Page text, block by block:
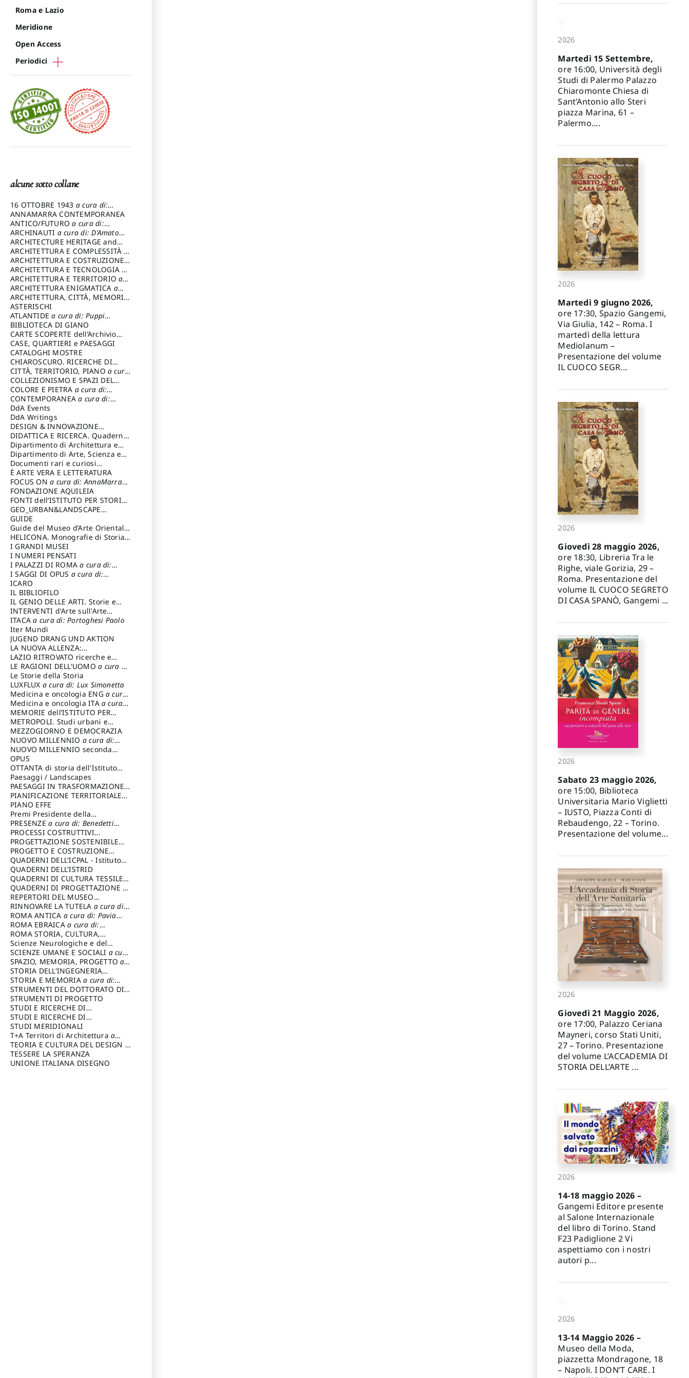
Roma e Lazio
Meridione
Open Access
Periodici
alcune sotto collane
16 OTTOBRE 1943 a cura di:
Pezzetti Marcello
ANNAMARRA CONTEMPORANEA
ANTICO/FUTUROa cura di:
Varagnoli Claudio
ARCHINAUTI a cura di: D'Amato
Claudio
ARCHITECTURE HERITAGE and
DESIGN
ARCHITETTURA E COMPLESSITÀ a
cura di: Piva Antonio
ARCHITETTURA E COSTRUZIONEa
cura di: Poretti Sergio
ARCHITETTURA E TECNOLOGIA a
cura di: Carrara Gianfranco
ARCHITETTURA E TERRITORIOa
cura di: Pietrogrande Enrico
ARCHITETTURA ENIGMATICA a
cura di: Lenci Ruggero
ARCHITETTURA, CITTÀ, MEMORIA
a cura di: Valeriani Enrico
ASTERISCHI
ATLANTIDEa cura di: Puppi
Lionello
BIBLIOTECA DI GIANO
CARTE SCOPERTE dell’Archivio
Storico Capitolino
CASE, QUARTIERI e PAESAGGI
CATALOGHI MOSTRE
CHIAROSCURO. RICERCHE DI
STORIA E STORIA DELL'ARTEa
cura di: Di Carpegna Falconieri
Tommaso
CITTÀ, TERRITORIO, PIANO a cura
di: Imbesi Giuseppe
COLLEZIONISMO E SPAZI DEL
COLLEZIONISMO a cura di:
Magnani Lauro
COLORE E PIETRA a cura di:
Selvaggi Giuseppe
CONTEMPORANEAa cura di:
Gubinelli Luna
DdA Events
DdA Writings
DESIGN & INNOVAZIONE
TECNOLOGICAa cura di: Vallicelli
Andrea
DIDATTICA E RICERCA. Quaderni
della Scuola
Dipartimento di Architettura e
Analisi della Città Mediterranea
Dipartimento di Arte, Scienza e
Tecnica del Costuire
Documenti rari e curiosi
dall'Archivio Segreto
È ARTE VERA E LETTERATURA
FOCUS ONa cura di: AnnaMarra
Contemporanea
FONDAZIONE AQUILEIA
FONTI dell’ISTITUTO PER STORIA
DEL RISORGIMENTO
GEO_URBAN&LANDSCAPE
PLANNING (GULP)
Trusiani Elio
GUIDE
Guide del Museo d’Arte Orientale
“Giuseppe Tucci”
HELICONA. Monografie di Storia
dell'Artea cura di: Gallo Marco
I GRANDI MUSEI
I NUMERI PENSATI
I PALAZZI DI ROMAa cura di:
Ippoliti Alessandro
I SAGGI DI OPUS a cura di:
Scalesse Tommaso
ICARO
IL BIBLIOFILO
IL GENIO DELLE ARTI. Storie e
interpretazione
INTERVENTI d'Arte sull'Arte
dedicata alla cultura della
conservazione d’arte
Fondazione Paola Droghetti onlus
ITACAa cura di: Portoghesi Paolo
Iter Mundi
JUGEND DRANG UND AKTION
LA NUOVA ALLENZA:
ARCHITETTURA & AMBIENTE
LAZIO RITROVATO ricerche e
restauri
LE RAGIONI DELL'UOMOa cura di:
Lombardi Satriani Luigi
Le Storie della Storia
LUXFLUX a cura di: Lux Simonetta
Medicina e oncologia ENG a cura
di: Lopez Massimo
Medicina e oncologia ITA a cura
di: Lopez Massimo
MEMORIE dell’ISTITUTO PER
STORIA DEL RISORGIMENTO
METROPOLI. Studi urbani e
regionali
MEZZOGIORNO E DEMOCRAZIA
NUOVO MILLENNIO a cura di:
Capaldo Pellegrino
NUOVO MILLENNIO seconda
serie
Francesco
OPUS
OTTANTA di storia dell'Istituto
storia dell’Istitutoa cura di:
Cavalieri Patrizia
Paesaggi / Landscapes
PAESAGGI IN TRASFORMAZIONEa
cura di: Corti Enrico A.
PIANIFICAZIONE TERRITORIALE
URBANISTICA ED AMBIENTALE
cura di: Costa Enrico
PIANO EFFE
Premi Presidente della
Repubblica
PRESENZEa cura di: Benedetti
Sandro
PROCESSI COSTRUTTIVI
DELL'ARCHITETTURAa cura di:
Ippoliti Alessandro
PROGETTAZIONE SOSTENIBILE
PARTECIPATA
PROGETTO E COSTRUZIONE
DELL’ARCHITETTURA
QUADERNI DELL'ICPAL - Istituto
centrale per il restauro e la
conservazione del patrimonio
archivistico e librario
QUADERNI DELL'ISTRID
QUADERNI DI CULTURA TESSILEa
cura di: Crispolti Livia
QUADERNI DI PROGETTAZIONE a
cura di: Giura Longo Tommaso
REPERTORI DEL MUSEO
CENTRALE DEL RISORGIMENTOa
cura di: Pizzo Marco
RINNOVARE LA TUTELA a cura di:
Cicalò Enrico
ROMA ANTICA a cura di: Pavia
Carlo
ROMA EBRAICAa cura di:
Procaccia Claudio
ROMA STORIA, CULTURA,
IMMAGINEa cura di: Fagiolo
Marcello
Scienze Neurologiche e del
Comportamento
SCIENZE UMANE E SOCIALI a cura
di: Iannizzi Salvatore
SPAZIO, MEMORIA, PROGETTOa
cura di: Rossi Massimo
STORIA DELL'INGEGNERIA
STRUTTURALE IN ITALIAa cura di:
Poretti Sergio
STORIA E MEMORIAa cura di:
Rossi Lauro
STRUMENTI DEL DOTTORATO DI
RICERCA IN RILIEVO E
RAPPRESENTAZIONE
DELL’ARCHITETTURA E
DELL’AMBIENTEa cura di: Migliari
Riccardo
STRUMENTI DI PROGETTO
STUDI E RICERCHE DI
ARCHEOLOGIA IN SICILIA
di: Pelagatti Paola
STUDI E RICERCHE DI
ARCHITETTURA del Dipartimento
di Architettura Università degli
Studi G. d' Annunzio, Chieti-
Pescara a cura di: Fusero Paolo
STUDI MERIDIONALI
T+A Territori di Architetturaa
cura di: Ramazzotti Luigi
TEORIA E CULTURA DEL DESIGN a
cura di: Furlanis Giuseppe
TESSERE LA SPERANZA
UNIONE ITALIANA DISEGNO
2026
Martedì 15 Settembre,
ore 16:00, Università degli
Studi di Palermo Palazzo
Chiaromonte Chiesa di
Sant’Antonio allo Steri
piazza Marina, 61 –
Palermo....
2026
Martedì 9 giugno 2026,
ore 17:30, Spazio Gangemi,
Via Giulia, 142 – Roma. I
martedì della lettura
Mediolanum –
Presentazione del volume
IL CUOCO SEGR...
2026
Giovedì 28 maggio 2026,
ore 18:30, Libreria Tra le
Righe, viale Gorizia, 29 –
Roma. Presentazione del
volume IL CUOCO SEGRETO
DI CASA SPANÒ, Gangemi ...
2026
Sabato 23 maggio 2026,
ore 15:00, Biblioteca
Universitaria Mario Viglietti
– IUSTO, Piazza Conti di
Rebaudengo, 22 – Torino.
Presentazione del volume...
2026
Giovedì 21 Maggio 2026,
ore 17:00, Palazzo Ceriana
Mayneri, corso Stati Uniti,
27 – Torino. Presentazione
del volume L’ACCADEMIA DI
STORIA DELL’ARTE ...
2026
14-18 maggio 2026 –
Gangemi Editore presente
al Salone Internazionale
del libro di Torino. Stand
F23 Padiglione 2 Vi
aspettiamo con i nostri
autori p...
2026
13-14 Maggio 2026 –
Museo della Moda,
piazzetta Mondragone, 18
– Napoli. I DON’T CARE. I